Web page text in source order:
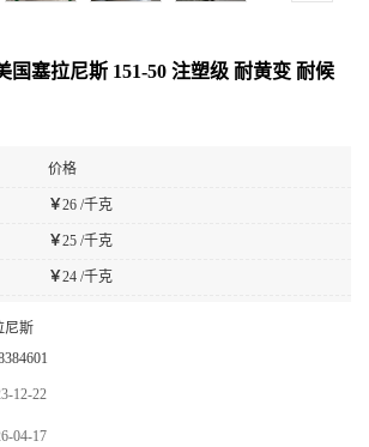
国塞拉尼斯 151-50 注塑级 耐黄变 耐候
价格
￥26 /千克
￥25 /千克
￥24 /千克
尼斯
12-22
04-17